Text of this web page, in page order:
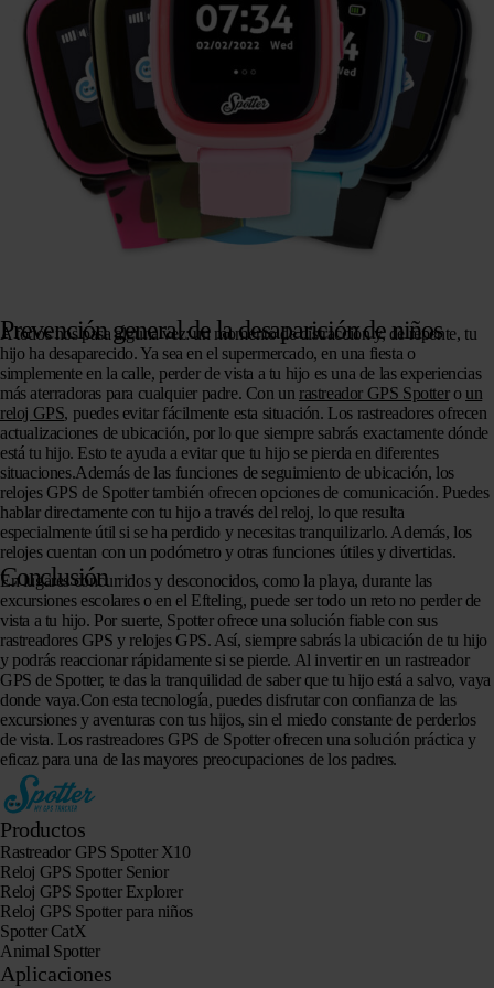
Prevención general de la desaparición de niños
A todos nos pasa alguna vez: un momento de distracción y, de repente, tu
hijo ha desaparecido. Ya sea en el supermercado, en una fiesta o
simplemente en la calle, perder de vista a tu hijo es una de las experiencias
más aterradoras para cualquier padre. Con un rastreador GPS Spottero un
reloj GPS, puedes evitar fácilmente esta situación. Los rastreadores ofrecen
actualizaciones de ubicación, por lo que siempre sabrás exactamente dónde
está tu hijo. Esto te ayuda a evitar que tu hijo se pierda en diferentes
situaciones.Además de las funciones de seguimiento de ubicación, los
relojes GPS de Spotter también ofrecen opciones de comunicación. Puedes
hablar directamente con tu hijo a través del reloj, lo que resulta
especialmente útil si se ha perdido y necesitas tranquilizarlo. Además, los
relojes cuentan con un podómetro y otras funciones útiles y divertidas.
Conclusión
En lugares concurridos y desconocidos, como la playa, durante las
excursiones escolares o en el Efteling, puede ser todo un reto no perder de
vista a tu hijo. Por suerte, Spotter ofrece una solución fiable con sus
rastreadores GPS y relojes GPS. Así, siempre sabrás la ubicación de tu hijo
y podrás reaccionar rápidamente si se pierde. Al invertir en un rastreador
GPS de Spotter, te das la tranquilidad de saber que tu hijo está a salvo, vaya
donde vaya.Con esta tecnología, puedes disfrutar con confianza de las
excursiones y aventuras con tus hijos, sin el miedo constante de perderlos
de vista. Los rastreadores GPS de Spotter ofrecen una solución práctica y
eficaz para una de las mayores preocupaciones de los padres.
Productos
Rastreador GPS Spotter X10
Reloj GPS Spotter Senior
Reloj GPS Spotter Explorer
Reloj GPS Spotter para niños
Spotter CatX
Animal Spotter
Aplicaciones